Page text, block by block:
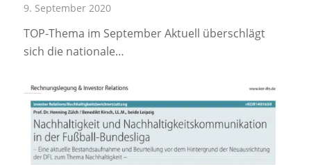
9. September 2020
TOP-Thema im September Aktuell überschlägt
sich die nationale…